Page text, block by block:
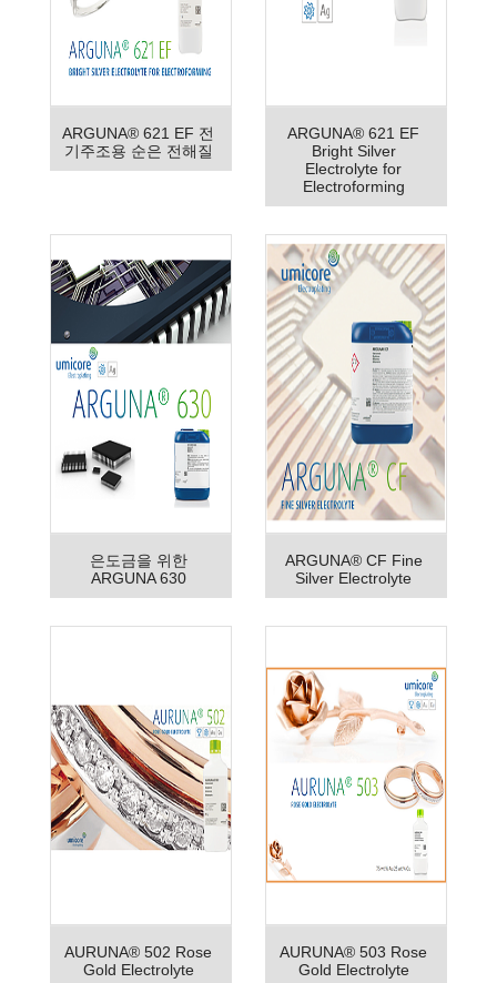
ARGUNA® 621 EF 전
기주조용 순은 전해질
ARGUNA® 621 EF
Bright Silver
Electrolyte for
Electroforming
은도금을 위한
ARGUNA 630
ARGUNA® CF Fine
Silver Electrolyte
AURUNA® 502 Rose
Gold Electrolyte
AURUNA® 503 Rose
Gold Electrolyte